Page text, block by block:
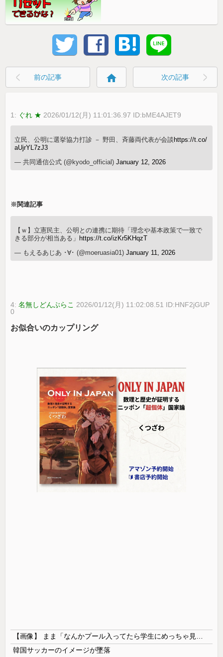
前の記事 home 次の記事
1: ぐれ ★ 2026/01/12(月) 11:01:36.97 ID:bME4AJET9
立民、公明に選挙協力打診 － 野田、斉藤両代表が会談 https://t.co/
aUjrYL7zJ3
— 共同通信公式 (@kyodo_official)January 12, 2026
※関連記事
【ｗ】立憲民主、公明との連携に期待「理念や基本政策で一致で
きる部分が相当ある」 https://t.co/izKr5KHqzT
— もえるあじあ ･∀･ (@moeruasia01)January 11, 2026
4:名無しどんぶらこ 2026/01/12(月) 11:02:08.51 ID:HNF2jGUP
0
お似合いのカップリング
韓国サッカーのイメージが墜落